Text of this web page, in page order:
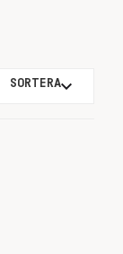
SORTERA